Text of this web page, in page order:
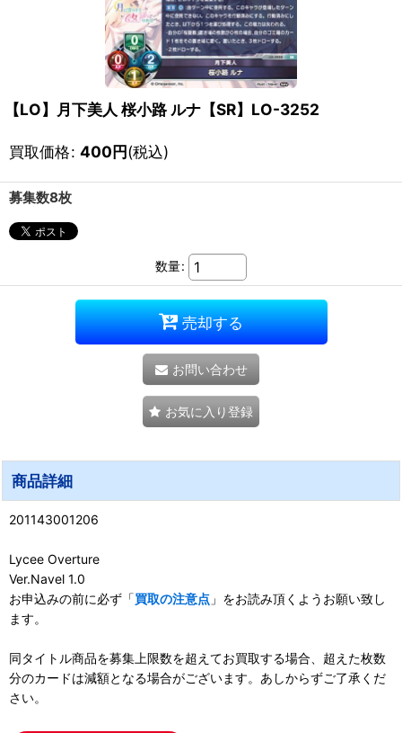
【LO】月下美人 桜小路 ルナ【SR】LO-3252
買取価格: 400円(税込)
募集数8枚
数量:
売却する
お問い合わせ
お気に入り登録
商品詳細
201143001206
Lycee Overture
Ver.Navel 1.0
お申込みの前に必ず「買取の注意点 」をお読み頂くようお願い致し
ます。
同タイトル商品を募集上限数を超えてお買取する場合、超えた枚数
分のカードは減額となる場合がございます。あしからずご了承くだ
さい。